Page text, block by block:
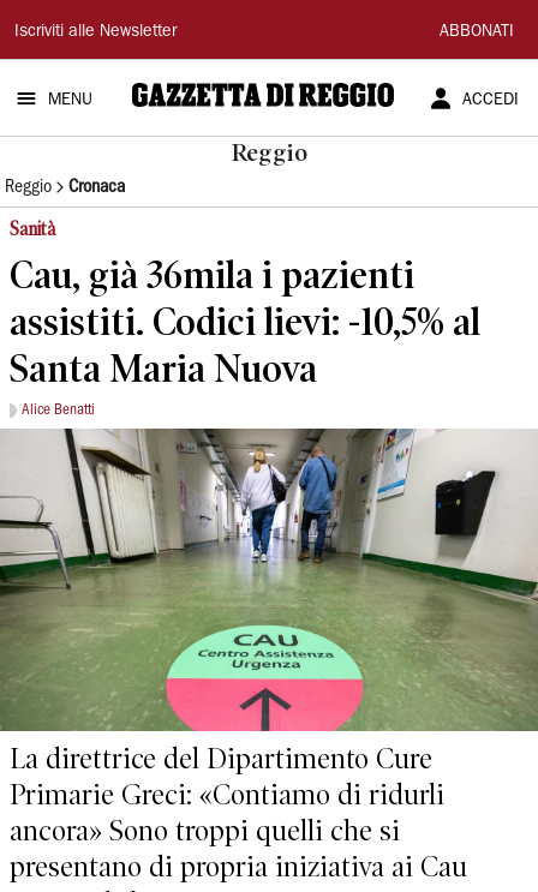
Gazzetta
di
Reggio
Iscriviti alle Newsletter ABBONATI
MENU ACCEDI
Reggio
Reggio Cronaca
Sanità
Cau, già 36mila i pazienti
assistiti. Codici lievi: -10,5% al
Santa Maria Nuova
Alice Benatti
La direttrice del Dipartimento Cure
Primarie Greci: «Contiamo di ridurli
ancora» Sono troppi quelli che si
presentano di propria iniziativa ai Cau